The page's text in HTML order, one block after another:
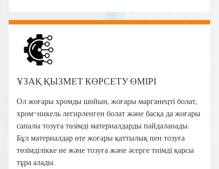
ҰЗАҚ ҚЫЗМЕТ КӨРСЕТУ ӨМІРІ
Ол жоғары хромды шойын, жоғары марганецті болат,
хром-никель легирленген болат және басқа да жоғары
сапалы тозуға төзімді материалдарды пайдаланады.
Бұл материалдар өте жоғары қаттылық пен тозуға
төзімділікке ие және тозуға және әсерге тиімді қарсы
тұра алады.